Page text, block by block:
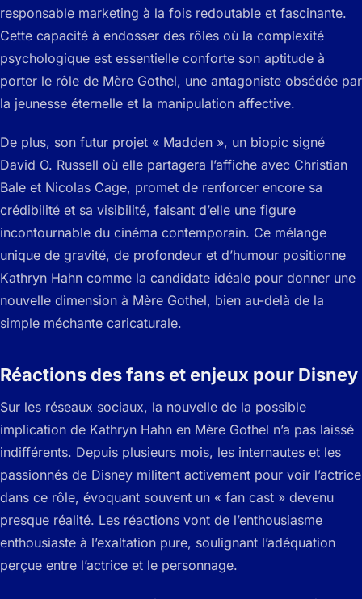
responsable marketing à la fois redoutable et fascinante.
Cette capacité à endosser des rôles où la complexité
psychologique est essentielle conforte son aptitude à
porter le rôle de Mère Gothel, une antagoniste obsédée par
la jeunesse éternelle et la manipulation affective.
De plus, son futur projet « Madden », un biopic signé
David O. Russell où elle partagera l’affiche avec Christian
Bale et Nicolas Cage, promet de renforcer encore sa
crédibilité et sa visibilité, faisant d’elle une figure
incontournable du cinéma contemporain. Ce mélange
unique de gravité, de profondeur et d’humour positionne
Kathryn Hahn comme la candidate idéale pour donner une
nouvelle dimension à Mère Gothel, bien au-delà de la
simple méchante caricaturale.
Réactions des fans et enjeux pour Disney
Sur les réseaux sociaux, la nouvelle de la possible
implication de Kathryn Hahn en Mère Gothel n’a pas laissé
indifférents. Depuis plusieurs mois, les internautes et les
passionnés de Disney militent activement pour voir l’actrice
dans ce rôle, évoquant souvent un « fan cast » devenu
presque réalité. Les réactions vont de l’enthousiasme
enthousiaste à l’exaltation pure, soulignant l’adéquation
perçue entre l’actrice et le personnage.